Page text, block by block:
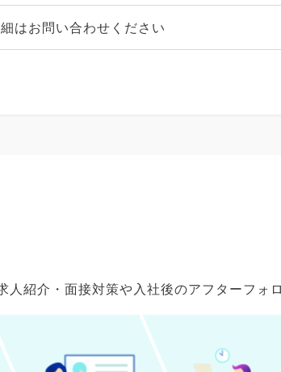
はお問い合わせください
紹介・面接対策や入社後のアフターフォ